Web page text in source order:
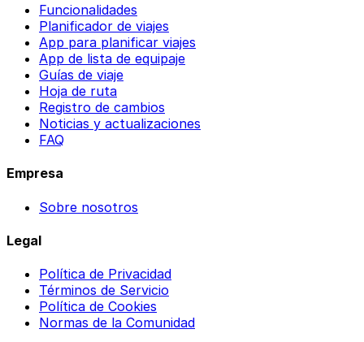
Funcionalidades
Planificador de viajes
App para planificar viajes
App de lista de equipaje
Guías de viaje
Hoja de ruta
Registro de cambios
Noticias y actualizaciones
FAQ
Empresa
Sobre nosotros
Legal
Política de Privacidad
Términos de Servicio
Política de Cookies
Normas de la Comunidad